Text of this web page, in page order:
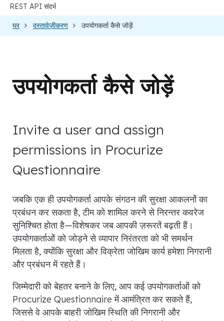
REST API संदर्भ
घर दस्तावेज़ीकरण उपयोगकर्ता कैसे जोड़ें
उपयोगकर्ता कैसे जोड़ें
Invite a user and assign
permissions in Procurize
Questionnaire
जबकि एक ही उपयोगकर्ता आपके संगठन की सुरक्षा आकलनों का
प्रबंधन कर सकता है, टीम को शामिल करने से निरन्तर कवरेज
सुनिश्चित होता है—विशेषकर जब आपकी ज़रूरतें बढ़ती हैं।
उपयोगकर्ताओं को जोड़ने से व्यापार निरंतरता को भी समर्थन
मिलता है, क्योंकि सुरक्षा और विक्रेता जोखिम कार्य हमेशा निगरानी
और प्रबंधन में रहते हैं।
जिम्मेदारी को बेहतर बनाने के लिए, आप कई उपयोगकर्ताओं को
Procurize Questionnaire में आमंत्रित कर सकते हैं,
जिससे वे आपके बाहरी जोखिम स्थिति की निगरानी और